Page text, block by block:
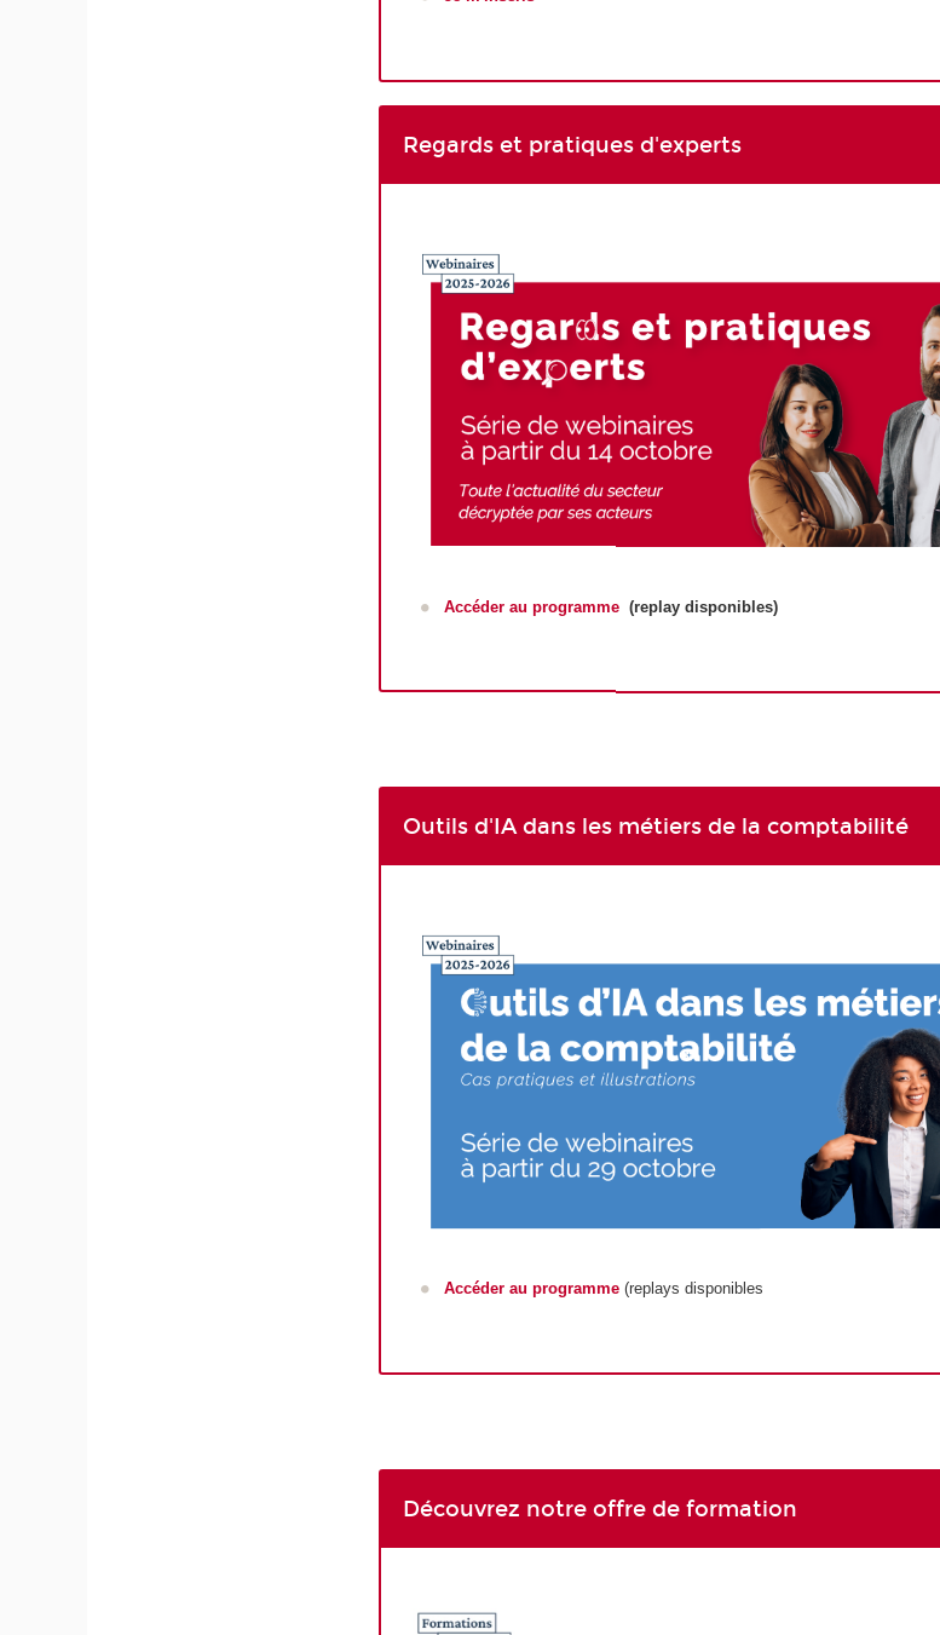
Regards et pratiques d'experts
Accéder au programme (replay disponibles)
Outils d'IA dans les métiers de la comptabilité
Accéder au programme (replays disponibles
Découvrez notre offre de formation